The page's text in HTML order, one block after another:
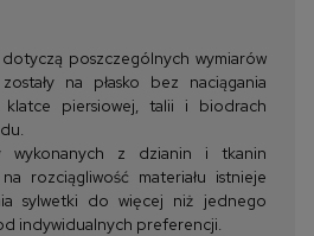
poszczególnych wymiarów
na płasko bez naciągania
klatce piersiowej, talii i biodrach
wykonanych z dzianin i tkanin
rozciągliwość materiału istnieje
sylwetki do więcej niż jednego
indywidualnych preferencji.